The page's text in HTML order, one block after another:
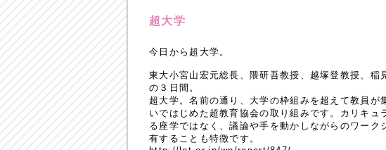
超大学
今日から超大学。
東大小宮山宏元総長、隈研吾教授、越塚登教授、
の３日間。
超大学。名前の通り、大学の枠組みを超えて教員
いではじめた超教育協会の取り組みです。カリキ
る座学ではなく、議論や手を動かしながらのワー
有することも特徴です。